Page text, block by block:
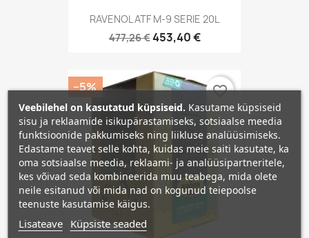
RAVENOL ATF M-9 SERIE 20L
477,26 €453,40 €
−5% favorite_border
Veebilehel on kasutatud küpsiseid. Kasutame küpsiseid
sisu ja reklaamide isikupärastamiseks, sotsiaalse meedia
funktsioonide pakkumiseks ning liikluse analüüsimiseks.
Edastame teavet selle kohta, kuidas meie saiti kasutate, ka
oma sotsiaalse meedia, reklaami- ja analüüsipartneritele,
kes võivad seda kombineerida muu teabega, mida olete
neile esitanud või mida nad on kogunud teiepoolse
teenuste kasutamise käigus.
Lisateave Küpsiste seaded